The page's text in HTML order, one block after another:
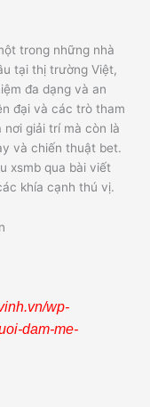
trong những nhà
tại thị trường Việt,
đa dạng và an
đại và các trò tham
nơi giải trí mà còn là
và chiến thuật bet.
xsmb qua bài viết
khía cạnh thú vị.
wp-
dam-me-